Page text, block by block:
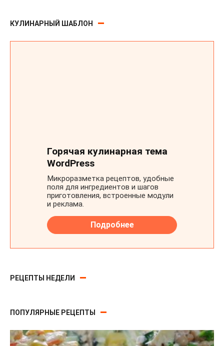
КУЛИНАРНЫЙ ШАБЛОН
РЕЦЕПТЫ НЕДЕЛИ
ПОПУЛЯРНЫЕ РЕЦЕПТЫ